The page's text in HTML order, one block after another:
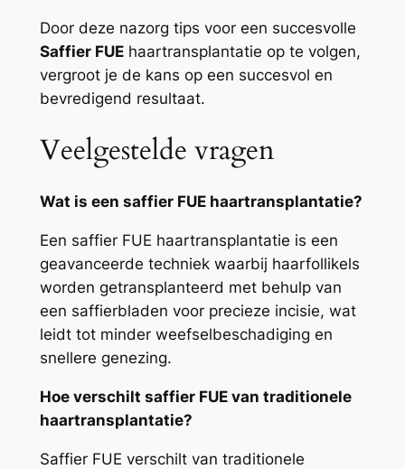
Door deze nazorg tips voor een succesvolle
Saffier FUEhaartransplantatie op te volgen,
vergroot je de kans op een succesvol en
bevredigend resultaat.
Veelgestelde vragen
Wat is een saffier FUE haartransplantatie?
Een saffier FUE haartransplantatie is een
geavanceerde techniek waarbij haarfollikels
worden getransplanteerd met behulp van
een saffierbladen voor precieze incisie, wat
leidt tot minder weefselbeschadiging en
snellere genezing.
Hoe verschilt saffier FUE van traditionele
haartransplantatie?
Saffier FUE verschilt van traditionele